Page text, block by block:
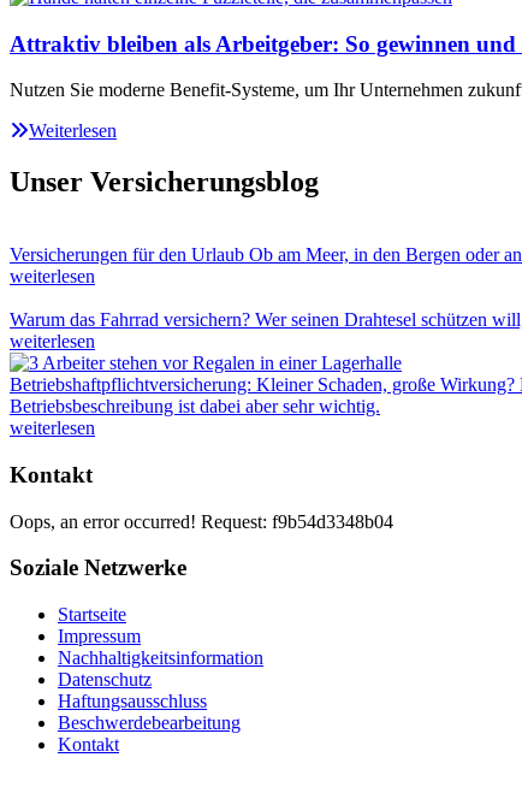
Attraktiv bleiben als Arbeitgeber: So gewinnen und
Nutzen Sie moderne Benefit-Systeme, um Ihr Unternehmen
Weiterlesen
Unser Versicherungsblog
Versicherungen für den Urlaub Ob am Meer, in den Bergen oder
weiterlesen
Warum das Fahrrad versichern? Wer seinen Drahtesel schützen
weiterlesen
Betriebshaftpflichtversicherung: Kleiner Schaden, große Wirkung?
Betriebsbeschreibung ist dabei aber sehr wichtig.
weiterlesen
Kontakt
Oops, an error occurred! Request: f9b54d3348b04
Soziale Netzwerke
Startseite
Impressum
Nachhaltigkeitsinformation
Datenschutz
Haftungsausschluss
Beschwerdebearbeitung
Kontakt